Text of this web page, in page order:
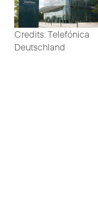
Credits: Telefónica
Deutschland